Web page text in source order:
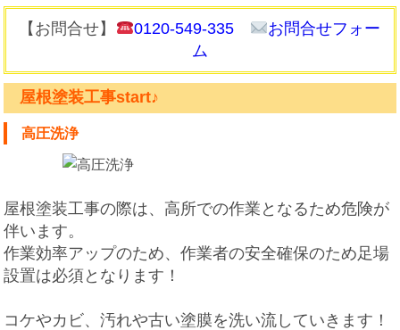
【お問合せ】 0120-549-335
お問合せフォー
ム
屋根塗装工事start♪
高圧洗浄
屋根塗装工事の際は、高所での作業となるため危険が
伴います。
作業効率アップのため、作業者の安全確保のため足場
設置は必須となります！
コケやカビ、汚れや古い塗膜を洗い流していきます！